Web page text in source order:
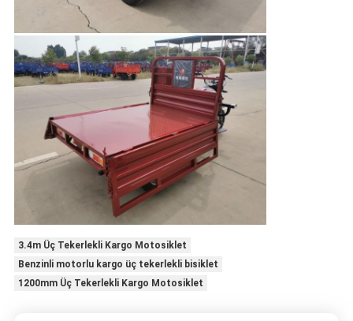
3.4m Üç Tekerlekli Kargo Motosiklet
Benzinli motorlu kargo üç tekerlekli bisiklet
1200mm Üç Tekerlekli Kargo Motosiklet